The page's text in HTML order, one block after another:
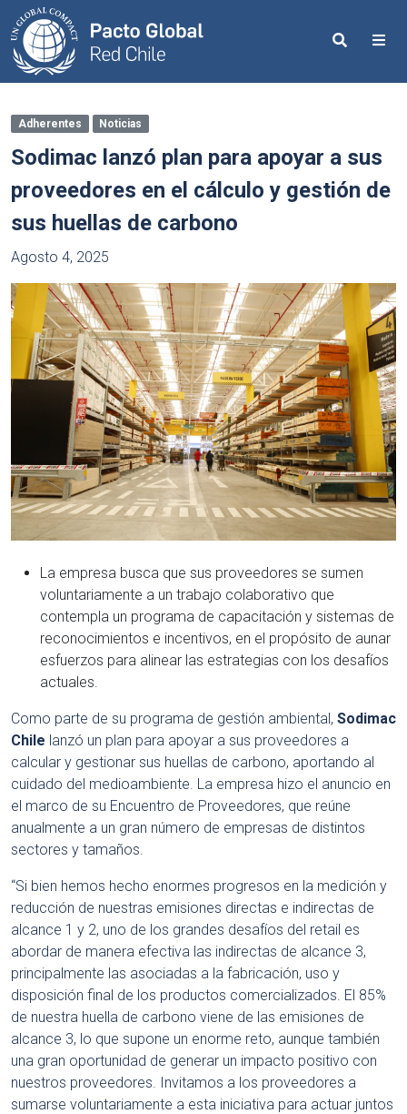
Search
Adherentes Noticias
Sodimac lanzó plan para apoyar a sus
proveedores en el cálculo y gestión de
sus huellas de carbono
Agosto 4, 2025
La empresa busca que sus proveedores se sumen
voluntariamente a un trabajo colaborativo que
contempla un programa de capacitación y sistemas de
reconocimientos e incentivos, en el propósito de aunar
esfuerzos para alinear las estrategias con los desafíos
actuales.
Como parte de su programa de gestión ambiental, Sodimac
Chile lanzó un plan para apoyar a sus proveedores a
calcular y gestionar sus huellas de carbono, aportando al
cuidado del medioambiente. La empresa hizo el anuncio en
el marco de su Encuentro de Proveedores, que reúne
anualmente a un gran número de empresas de distintos
sectores y tamaños.
“Si bien hemos hecho enormes progresos en la medición y
reducción de nuestras emisiones directas e indirectas de
alcance 1 y 2, uno de los grandes desafíos del retail es
abordar de manera efectiva las indirectas de alcance 3,
principalmente las asociadas a la fabricación, uso y
disposición final de los productos comercializados. El 85%
de nuestra huella de carbono viene de las emisiones de
alcance 3, lo que supone un enorme reto, aunque también
una gran oportunidad de generar un impacto positivo con
nuestros proveedores. Invitamos a los proveedores a
sumarse voluntariamente a esta iniciativa para actuar juntos